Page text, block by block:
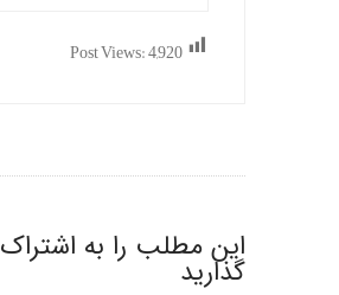
Post Views:4,920
این مطلب را به اشتراک
گذارید